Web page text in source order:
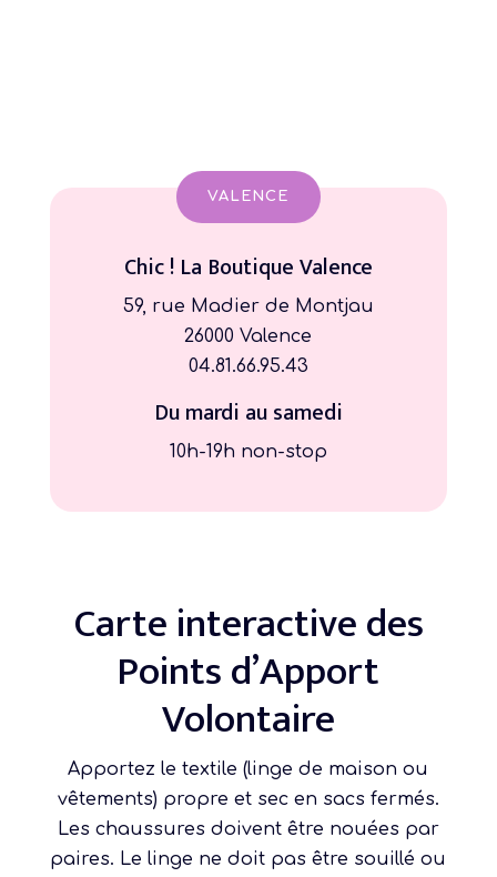
VALENCE
Chic ! La Boutique Valence
59, rue Madier de Montjau
26000 Valence
04.81.66.95.43
Du mardi au samedi
10h-19h non-stop
Carte interactive des
Points d’Apport
Volontaire
Apportez le textile (linge de maison ou
vêtements) propre et sec en sacs fermés.
Les chaussures doivent être nouées par
paires. Le linge ne doit pas être souillé ou